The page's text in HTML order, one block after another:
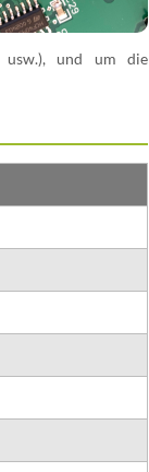
usw.), und um die